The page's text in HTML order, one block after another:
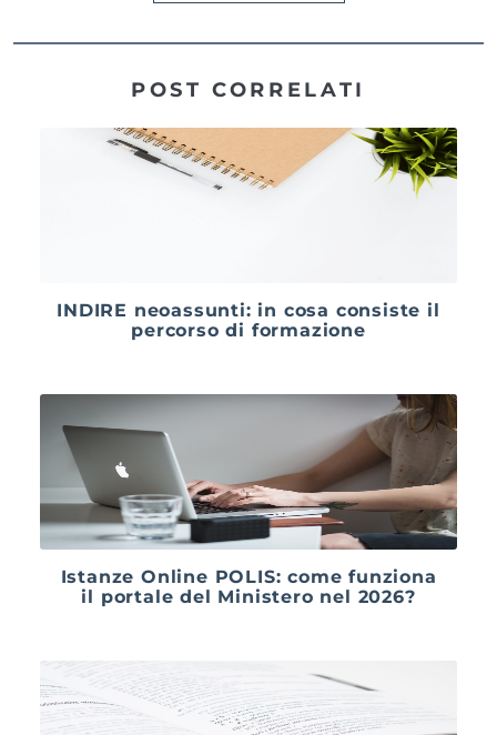
POST CORRELATI
INDIRE neoassunti: in cosa consiste il
percorso di formazione
Istanze Online POLIS: come funziona
il portale del Ministero nel 2026?